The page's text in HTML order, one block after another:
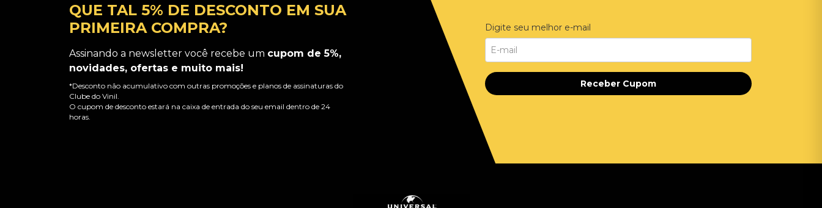
QUE TAL 5% DE DESCONTO EM SUA
PRIMEIRA COMPRA?
Assinando a newsletter você recebe um cupom de 5%,
novidades, ofertas e muito mais!
*Desconto não acumulativo com outras promoções e planos de assinaturas do
Clube do Vinil.
O cupom de desconto estará na caixa de entrada do seu email dentro de 24
horas.
Digite seu melhor e-mail
Receber Cupom